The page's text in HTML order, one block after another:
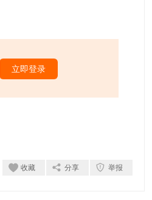
立即登录
收藏 分享 举报